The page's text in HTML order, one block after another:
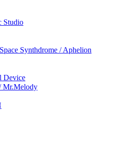
Studio
Synthdrome / Aphelion
Device
Mr.Melody